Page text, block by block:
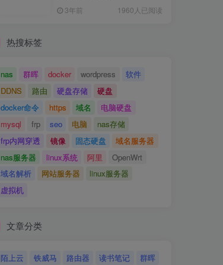
3年前 1960人已阅读
热搜标签
nas 群晖 docker wordpress
软件
DDNS
路由 硬盘存储
硬盘
docker命令
https 域名
电脑硬盘
mysql
frp seo 电脑
nas存储
frp内网穿透
镜像 固态硬盘
域名服务器
nas服务器
linux系统 阿里
OpenWrt
域名解析
网站服务器
linux服务器
虚拟机
文章分类
陌上云 铁威马 路由器 读书笔记
群晖